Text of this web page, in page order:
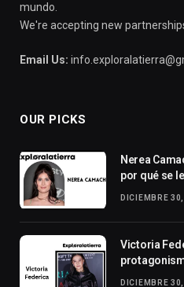
mundo.
We're accepting new
Email Us:
OUR PICKS
Nerea
por qué se
DICIEMBRE
Victoria
DICIEMBRE